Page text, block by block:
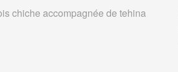
chiche accompagnée de tehina